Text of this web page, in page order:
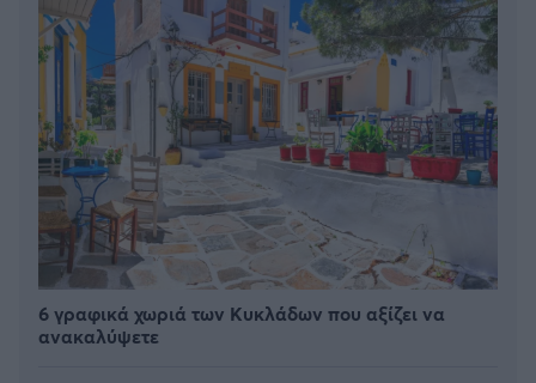
6 γραφικά χωριά των Κυκλάδων που αξίζει να
ανακαλύψετε